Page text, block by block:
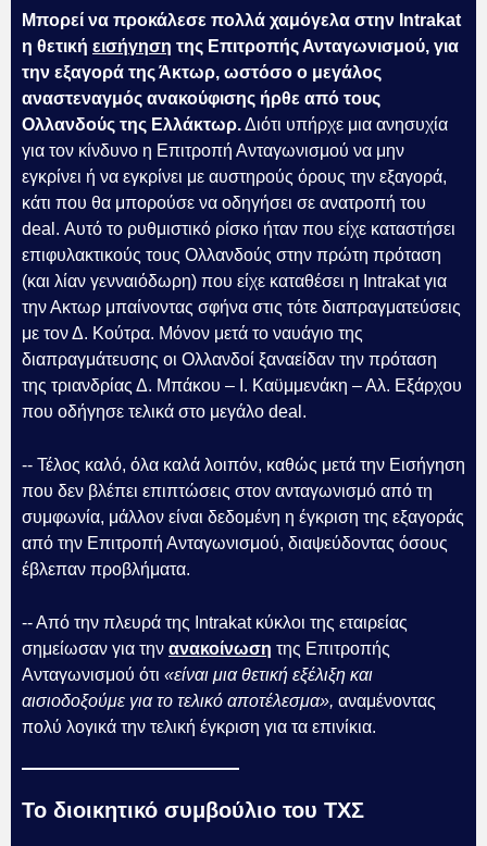
Μπορεί να προκάλεσε πολλά χαμόγελα στην Intrakat
η θετική εισήγηση της Επιτροπής Ανταγωνισμού, για
την εξαγορά της Άκτωρ, ωστόσο ο μεγάλος
αναστεναγμός ανακούφισης ήρθε από τους
Ολλανδούς της Ελλάκτωρ.Διότι υπήρχε μια ανησυχία
για τον κίνδυνο η Επιτροπή Ανταγωνισμού να μην
εγκρίνει ή να εγκρίνει με αυστηρούς όρους την εξαγορά,
κάτι που θα μπορούσε να οδηγήσει σε ανατροπή του
deal. Αυτό το ρυθμιστικό ρίσκο ήταν που είχε καταστήσει
επιφυλακτικούς τους Ολλανδούς στην πρώτη πρόταση
(και λίαν γενναιόδωρη) που είχε καταθέσει η Intrakat για
την Ακτωρ μπαίνοντας σφήνα στις τότε διαπραγματεύσεις
με τον Δ. Κούτρα. Μόνον μετά το ναυάγιο της
διαπραγμάτευσης οι Ολλανδοί ξαναείδαν την πρόταση
της τριανδρίας Δ. Μπάκου – Ι. Καϋμμενάκη – Αλ. Εξάρχου
που οδήγησε τελικά στο μεγάλο deal.
-- Τέλος καλό, όλα καλά λοιπόν, καθώς μετά την Εισήγηση
που δεν βλέπει επιπτώσεις στον ανταγωνισμό από τη
συμφωνία, μάλλον είναι δεδομένη η έγκριση της εξαγοράς
από την Επιτροπή Ανταγωνισμού, διαψεύδοντας όσους
έβλεπαν προβλήματα.
-- Από την πλευρά της Intrakat κύκλοι της εταιρείας
σημείωσαν για την ανακοίνωση της Επιτροπής
Ανταγωνισμού ότι «είναι μια θετική εξέλιξη και
αισιοδοξούμε για το τελικό αποτέλεσμα», αναμένοντας
πολύ λογικά την τελική έγκριση για τα επινίκια.
Το διοικητικό συμβούλιο του ΤΧΣ